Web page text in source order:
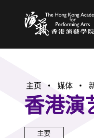
主页 媒体
香港演
主要